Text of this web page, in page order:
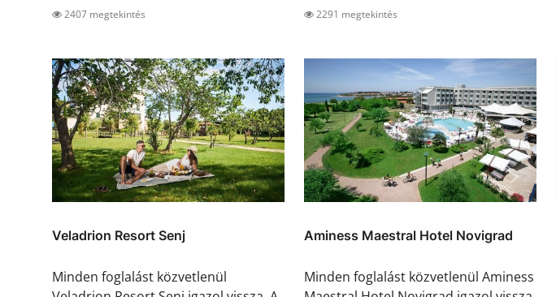
2407 megtekintés 2291 megtekintés
Veladrion Resort Senj
Minden foglalást közvetlenül
Aminess Maestral Hotel Novigrad
Minden foglalást közvetlenül Aminess